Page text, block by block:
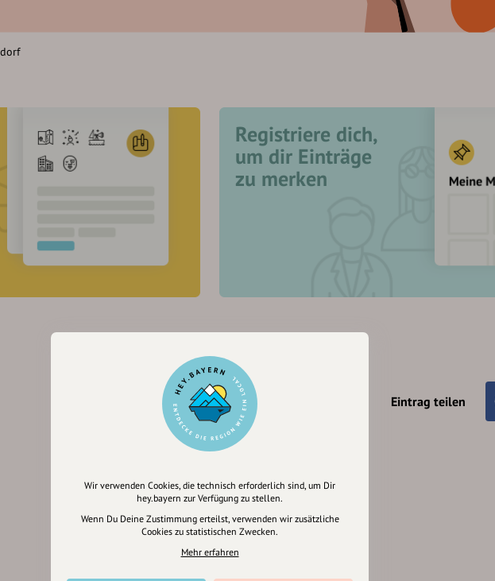
Registriere dich,
um dir Einträge
zu merken
Eintrag teilen
Wir verwenden Cookies, die technisch erforderlich sind, um Dir
hey.bayern zur Verfügung zu stellen.
Wenn Du Deine Zustimmung erteilst, verwenden wir zusätzliche
Cookies zu statistischen Zwecken.
Mehr erfahren